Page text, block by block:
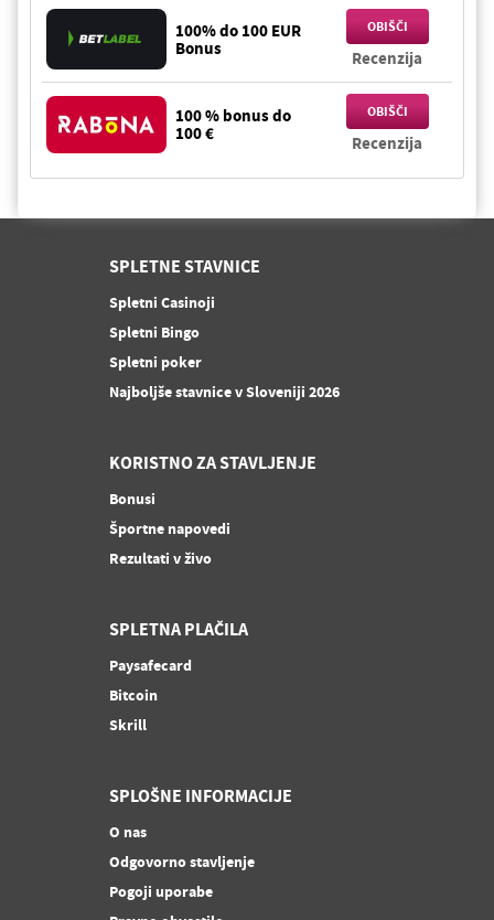
100% do 100 EUR
Bonus
OBIŠČI
Recenzija
100 % bonus do
100 €
OBIŠČI
Recenzija
SPLETNE STAVNICE
Spletni Casinoji
Spletni Bingo
Spletni poker
Najboljše stavnice v Sloveniji 2026
KORISTNO ZA STAVLJENJE
Bonusi
Športne napovedi
Rezultati v živo
SPLETNA PLAČILA
Paysafecard
Bitcoin
Skrill
SPLOŠNE INFORMACIJE
O nas
Odgovorno stavljenje
Pogoji uporabe